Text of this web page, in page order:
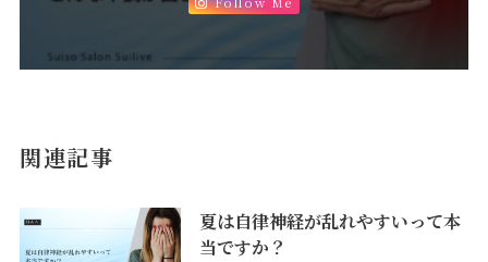
関連記事
夏は自律神経が乱れやすいって本
当ですか？